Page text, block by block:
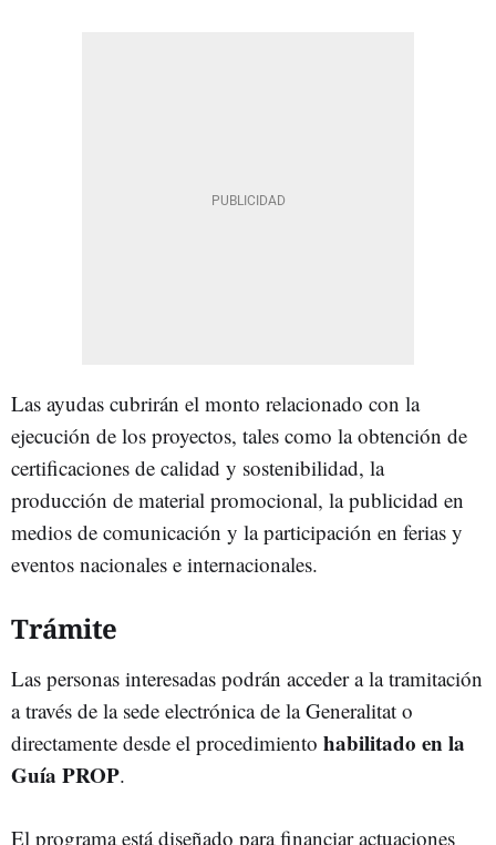
Las ayudas cubrirán el monto relacionado con la
ejecución de los proyectos, tales como la obtención de
certificaciones de calidad y sostenibilidad, la
producción de material promocional, la publicidad en
medios de comunicación y la participación en ferias y
eventos nacionales e internacionales.
Trámite
Las personas interesadas podrán acceder a la tramitación
a través de la sede electrónica de la Generalitat o
directamente desde el procedimiento habilitado en la
Guía PROP.
El programa está diseñado para financiar actuaciones